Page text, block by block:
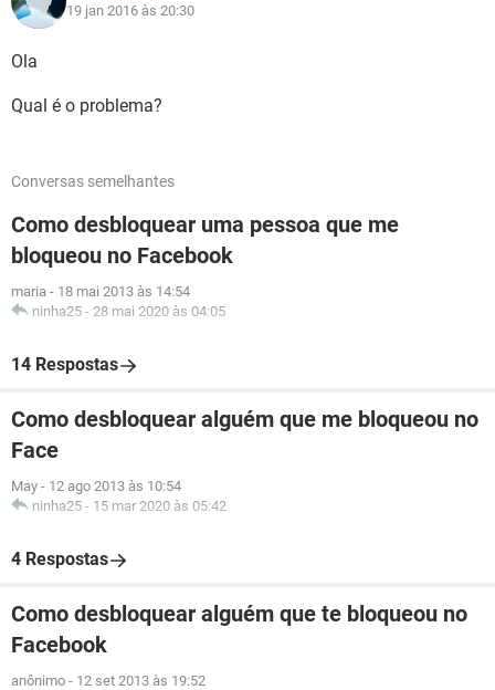
19 jan 2016 às 20:30
Ola
Qual é o problema?
Conversas semelhantes
Como desbloquear uma pessoa que me
bloqueou no Facebook
maria - 18 mai 2013 às 14:54
ninha25 - 28 mai 2020 às 04:05
14 Respostas
Como desbloquear alguém que me bloqueou no
Face
May - 12 ago 2013 às 10:54
ninha25 - 15 mar 2020 às 05:42
4 Respostas
Como desbloquear alguém que te bloqueou no
Facebook
anônimo - 12 set 2013 às 19:52